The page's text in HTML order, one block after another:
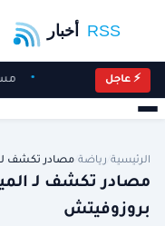
⚡ عاجل
الرئيسية رياضة مصادر تكشف لـ
مصادر تكشف لـ
بروزوفيتش